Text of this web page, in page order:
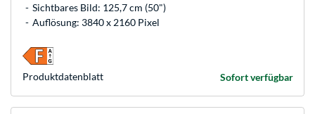
Sichtbares Bild: 125,7 cm (50")
Auflösung: 3840 x 2160 Pixel
Sofort verfügbar
Produkt­datenblatt